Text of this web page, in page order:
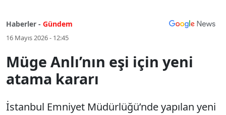
Haberler - Gündem
16 Mayıs 2026 - 12:45
Müge Anlı’nın eşi için yeni
atama kararı
İstanbul Emniyet Müdürlüğü’nde yapılan yeni